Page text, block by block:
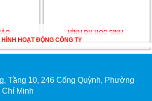
HỌC ÚC DẦN TRỞ THÀNH LỰA CHỌN HÀNG
ĐẦU CỦA DU HỌC SINH NĂM 2026 – VÀ TẤT CẢ
CÓ LÝ DO!!
CHẠM GIẤC MƠ DU HỌC MỸ – BẮT ĐẦU TỪ NGÀY
HỘI GHI DANH & SĂN HỌC BỔNG KỲ SPRING 2026
HÌNH DU HỌC SINH
HÌNH HOẠT ĐỘNG CÔNG TY
Tầng 10, 246 Cống Quỳnh, Phường
Chí Minh